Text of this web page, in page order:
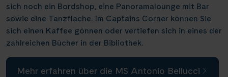
sich noch ein Bordshop, eine Panoramalounge mit Bar
sowie eine Tanzfläche. Im Captains Corner können Sie
sich einen Kaffee gönnen oder vertiefen sich in eines der
zahlreichen Bücher in der Bibliothek.
Mehr erfahren über die MS Antonio Bellucci